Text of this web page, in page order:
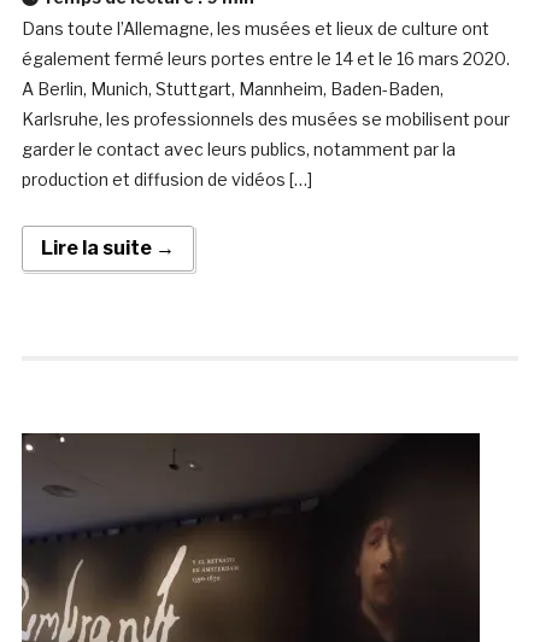
Dans toute l’Allemagne, les musées et lieux de culture ont
également fermé leurs portes entre le 14 et le 16 mars 2020.
A Berlin, Munich, Stuttgart, Mannheim, Baden-Baden,
Karlsruhe, les professionnels des musées se mobilisent pour
garder le contact avec leurs publics, notamment par la
production et diffusion de vidéos […]
Lire la suite →